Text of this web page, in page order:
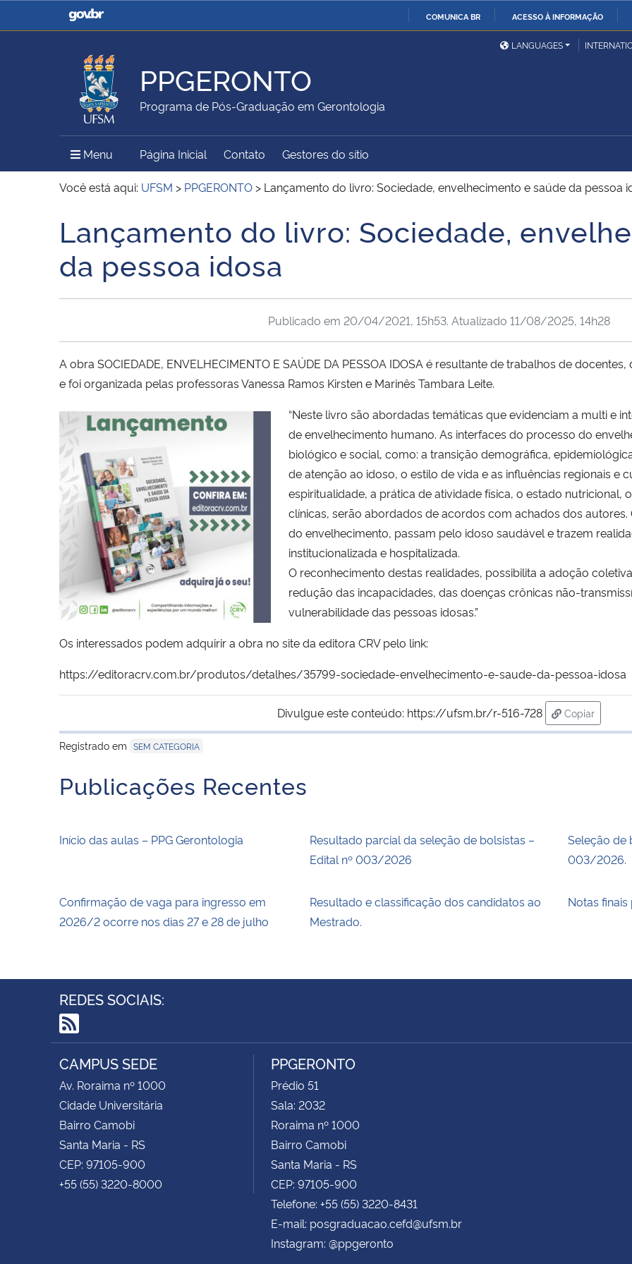
COMUNICA BR ACESSO À INFORMAÇÃO
Casa Civil
Ministério da Justiça e
Ministério da Defesa
Ministério das Relações
Exteriores
Ministério da Agricultura,
Pecuária e Abastecimento
Ministério da Educação
Ministério do Meio Ambiente Ministério do Turismo
Ministério do
Desenvolvimento Regional
União
Secretaria de Governo
Gabinete de Segurança
Institucional
Advocacia-Geral da União Banco Central do Brasil
LANGUAGES
PPGERONTO
Programa de Pós-Graduação em Gerontologia
Menu Menu Principal do Sítio
Página Inicial Contato Gestores do sítio
Você está aqui: UFSM > PPGERONTO > Lançamento do livro: Sociedade, envelhecimento e saúde da pessoa
Início do conteúdo
Lançamento do livro: Sociedade,
da pessoa idosa
Publicado em 20/04/2021, 15h53. Atualizado 11/08/2025, 14h28
A obra SOCIEDADE, ENVELHECIMENTO E SAÚDE DA PESSOA IDOSA é resultante de trabalhos de
e foi organizada pelas professoras Vanessa Ramos Kirsten e Marinês Tambara Leite.
“Neste livro são abordadas temáticas que evidenciam a multi e
de envelhecimento humano. As interfaces do processo do
biológico e social, como: a transição demográfica,
de atenção ao idoso, o estilo de vida e as influências regionais e
espiritualidade, a prática de atividade física, o estado nutricional,
clínicas, serão abordados de acordos com achados dos
do envelhecimento, passam pelo idoso saudável e trazem
institucionalizada e hospitalizada.
O reconhecimento destas realidades, possibilita a adoção
redução das incapacidades, das doenças crônicas não-
vulnerabilidade das pessoas idosas.”
Os interessados podem adquirir a obra no site da editora CRV pelo link:
https://editoracrv.com.br/produtos/detalhes/35799-sociedade-envelhecimento-e-saude-da-pessoa-idosa
Divulgue este conteúdo: https://ufsm.br/r-516-728
Copiar
para área
Registrado em SEM CATEGORIA
Publicações Recentes
Início das aulas – PPG Gerontologia
Resultado parcial da seleção de bolsistas –
Edital nº 003/2026
Seleção de
003/2026.
Confirmação de vaga para ingresso em
2026/2 ocorre nos dias 27 e 28 de julho
Resultado e classificação dos candidatos ao
Mestrado.
Notas
REDES SOCIAIS:
RSS
CAMPUS SEDE
Av. Roraima nº 1000
Cidade Universitária
Bairro Camobi
Santa Maria - RS
CEP: 97105-900
+55 (55) 3220-8000
PPGERONTO
Prédio 51
Sala: 2032
Roraima nº 1000
Bairro Camobi
Santa Maria - RS
CEP: 97105-900
Telefone: +55 (55) 3220-8431
E-mail: posgraduacao.cefd@ufsm.br
Instagram: @ppgeronto